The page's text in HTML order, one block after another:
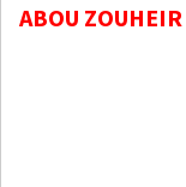
ABOU ZOUHEIR